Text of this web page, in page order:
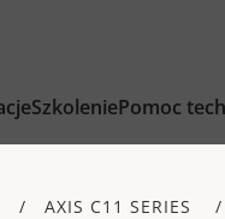
SzkoleniePomoc
AXIS C11 SERIES